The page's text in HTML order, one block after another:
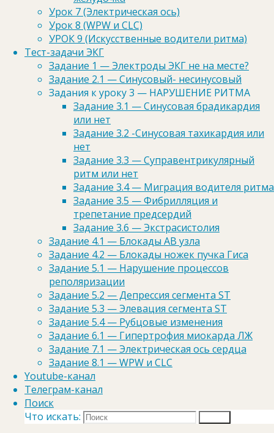
Урок 7 (Электрическая ось)
Урок 8 (WPW и CLC)
УРОК 9 (Искусственные водители ритма)
Тест-задачи ЭКГ
Задание 1 — Электроды ЭКГ не на месте?
Задание 2.1 — Синусовый- несинусовый
Задания к уроку 3 — НАРУШЕНИЕ РИТМА
Задание 3.1 — Синусовая брадикардия
или нет
Задание 3.2 -Синусовая тахикардия или
нет
Задание 3.3 — Суправентрикулярный
ритм или нет
Задание 3.4 — Миграция водителя ритма
Задание 3.5 — Фибрилляция и
трепетание предсердий
Задание 3.6 — Экстрасистолия
Задание 4.1 — Блокады АВ узла
Задание 4.2 — Блокады ножек пучка Гиса
Задание 5.1 — Нарушение процессов
реполяризации
Задание 5.2 — Депрессия сегмента ST
Задание 5.3 — Элевация сегмента ST
Задание 5.4 — Рубцовые изменения
Задание 6.1 — Гипертрофия миокарда ЛЖ
Задание 7.1 — Электрическая ось сердца
Задание 8.1 — WPW и CLC
Youtube-канал
Телеграм-канал
Поиск
Что искать:
нет», а во втором есть
Критерии WPW
1. Укорочение PQ, то есть PQ
менее 0,12 с.
2. Наличие дополнительной
волны на восходящем колене
зубца R.
3. Незначительная
деформация желудочкового
комплекса и изменение
полярности зубца T (не
постоянные признаки).
Критерии CLC
1. Укорочение PQ, то есть PQ
менее 0,12 с.
2. Нет деформации
желудочкового комплекса и
изменения полярности зубца T.
Давайте рассмотрим ЭКГ
▼ ЭКГ 1 ▼